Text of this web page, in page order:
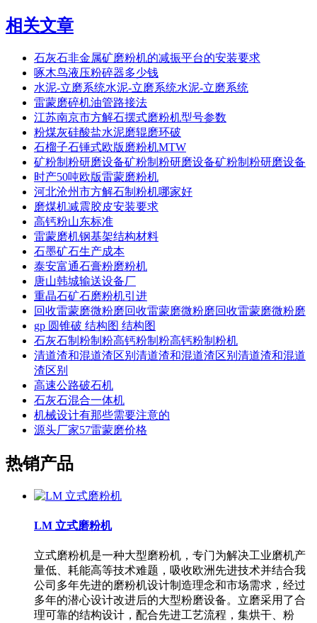
相关文章
石灰石非金属矿磨粉机的减振平台的安装要求
啄木鸟液压粉碎器多少钱
水泥-立磨系统水泥-立磨系统水泥-立磨系统
雷蒙磨碎机油管路接法
江苏南京市方解石摆式磨粉机型号参数
粉煤灰硅酸盐水泥磨辊磨环破
石榴子石锤式欧版磨粉机MTW
矿粉制粉研磨设备矿粉制粉研磨设备矿粉制粉研磨设备
时产50吨欧版雷蒙磨粉机
河北沧州市方解石制粉机哪家好
磨煤机减震胶皮安装要求
高钙粉山东标准
雷蒙磨机钢基架结构材料
石墨矿石生产成本
泰安富通石膏粉磨粉机
唐山韩城输送设备厂
重晶石矿石磨粉机引进
回收雷蒙磨微粉磨回收雷蒙磨微粉磨回收雷蒙磨微粉磨
gp 圆锥破 结构图 结构图
石灰石制粉制粉高钙粉制粉高钙粉制粉机
清道渣和混道渣区别清道渣和混道渣区别清道渣和混道
渣区别
高速公路破石机
石灰石混合一体机
机械设计有那些需要注意的
源头厂家57雷蒙磨价格
热销产品
LM 立式磨粉机
立式磨粉机是一种大型磨粉机，专门为解决工业磨机产
量低、耗能高等技术难题，吸收欧洲先进技术并结合我
公司多年先进的磨粉机设计制造理念和市场需求，经过
多年的潜心设计改进后的大型粉磨设备。立磨采用了合
理可靠的结构设计，配合先进工艺流程，集烘干、粉